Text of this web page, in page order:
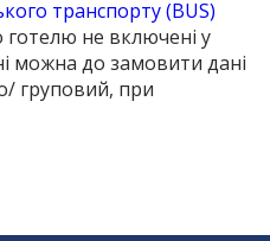
транспорту (BUS)
готелю не включені у
можна до замовити дані
груповий, при